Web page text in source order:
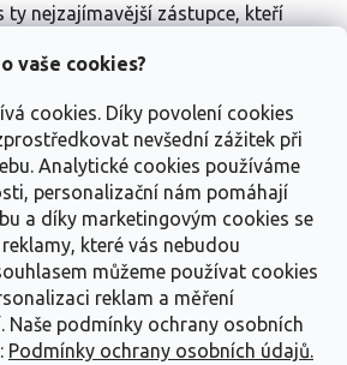
vaše cookies?
cookies. Díky povolení cookies
nevšední zážitek při
Analytické cookies používáme
personalizační nám pomáhají
a díky marketingovým cookies se
které vás nebudou
můžeme používat cookies
reklam a měření
Naše podmínky ochrany osobních
Podmínky ochrany osobních údajů.
ty nejzajímavější zástupce, kteří
(často považovaná za
světa) nebo měděná 'Lady of
do zahrady luxus a eleganci. Pro
mimořádně zdravou
.
sadové klenoty:Krémová
vůní nebo měděno-žlutá
jsou ukázkou moderního
snoubí krása s extrémní